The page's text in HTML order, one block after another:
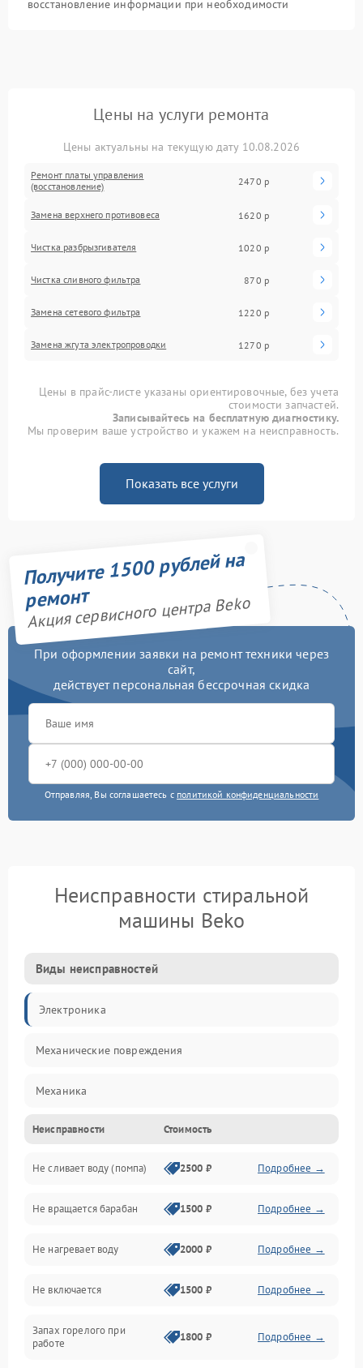
восстановление информации при необходимости
Цены на услуги ремонта
Цены актуальны на текущую дату 10.08.2026
Ремонт платы управления
(восстановление)
2470 р
Замена верхнего противовеса 1620 р
Чистка разбрызгивателя 1020 р
Чистка сливного фильтра 870 р
Замена сетевого фильтра 1220 р
Замена жгута электропроводки 1270 р
Цены в прайс-листе указаны ориентировочные, без учета
стоимости запчастей.
Записывайтесь на бесплатную диагностику.
Мы проверим ваше устройство и укажем на неисправность.
Показать все услуги
Получите 1500 рублей на
ремонт
Акция сервисного центра Beko
При оформлении заявки на ремонт техники через
сайт,
действует персональная бессрочная скидка
Отправляя, Вы соглашаетесь с политикой конфиденциальности
Неисправности стиральной
машины Beko
Виды неисправностей
Электроника
Механические повреждения
Механика
Электропитание
Водоснабжение
Слив
Программное обеспечение
Неисправности Стоимость
Не сливает воду (помпа) 2500 ₽ Подробнее →
Не вращается барабан 1500 ₽ Подробнее →
Не нагревает воду 2000 ₽ Подробнее →
Не включается 1500 ₽ Подробнее →
Запах горелого при
работе
1800 ₽ Подробнее →